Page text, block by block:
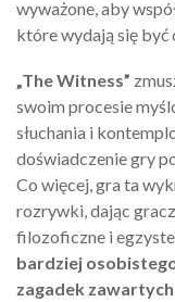
wyważone, aby
które wydają się być
„The Witness”
swoim procesie
słuchania i
doświadczenie gry
Co więcej, gra ta
rozrywki, dając
filozoficzne i
bardziej
zagadek